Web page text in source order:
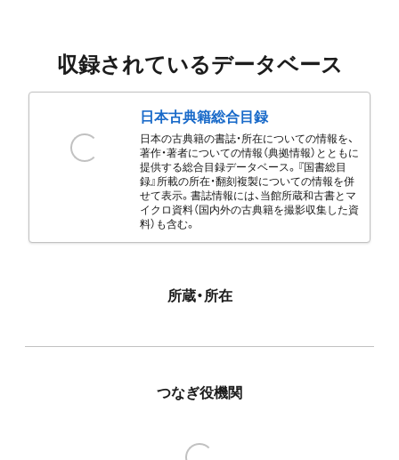
収録されているデータベース
日本古典籍総合目録
日本の古典籍の書誌・所在についての情報を、
著作・著者についての情報（典拠情報）とともに
提供する総合目録データベース。『国書総目
録』所載の所在・翻刻複製についての情報を併
せて表示。書誌情報には、当館所蔵和古書とマ
イクロ資料（国内外の古典籍を撮影収集した資
料）も含む。
所蔵・所在
つなぎ役機関